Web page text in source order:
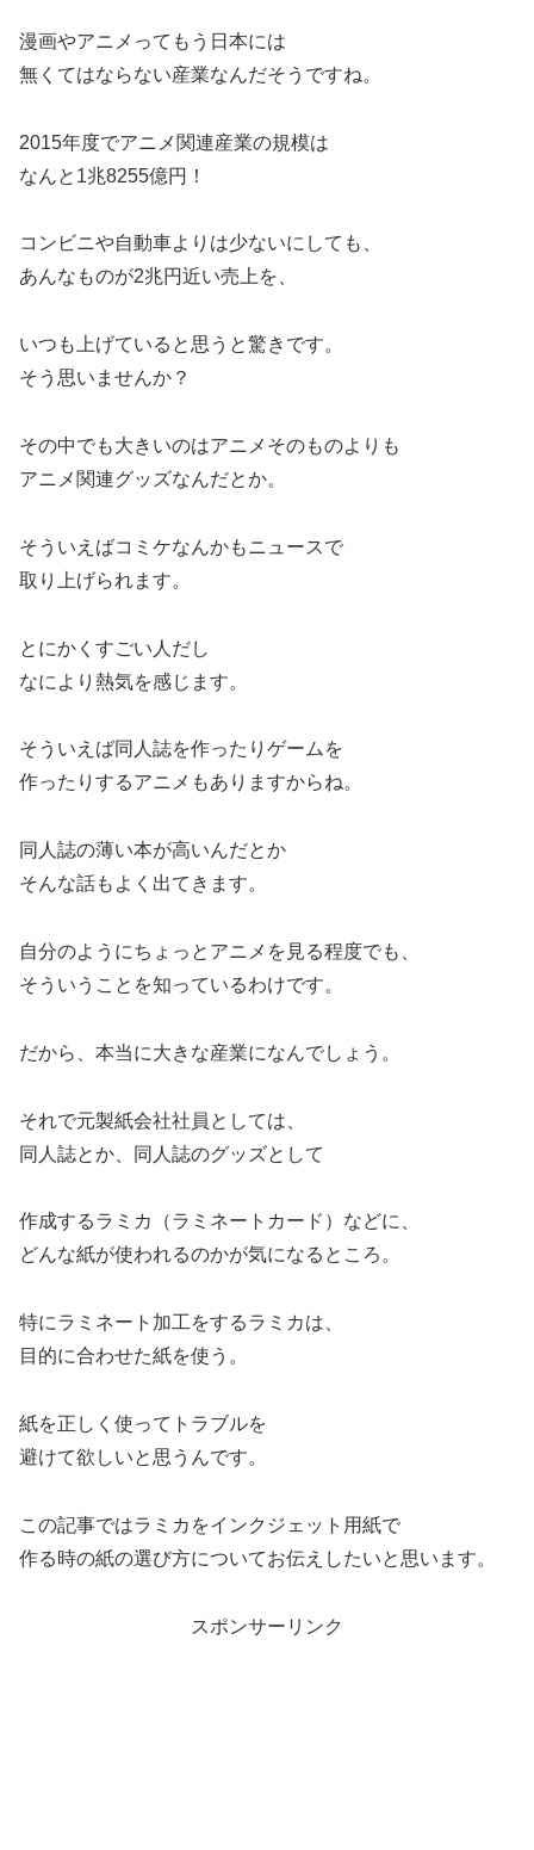
漫画やアニメってもう日本には
無くてはならない産業なんだそうですね。
2015年度でアニメ関連産業の規模は
なんと1兆8255億円！
コンビニや自動車よりは少ないにしても、
あんなものが2兆円近い売上を、
いつも上げていると思うと驚きです。
そう思いませんか？
その中でも大きいのはアニメそのものよりも
アニメ関連グッズなんだとか。
そういえばコミケなんかもニュースで
取り上げられます。
とにかくすごい人だし
なにより熱気を感じます。
そういえば同人誌を作ったりゲームを
作ったりするアニメもありますからね。
同人誌の薄い本が高いんだとか
そんな話もよく出てきます。
自分のようにちょっとアニメを見る程度でも、
そういうことを知っているわけです。
だから、本当に大きな産業になんでしょう。
それで元製紙会社社員としては、
同人誌とか、同人誌のグッズとして
作成するラミカ（ラミネートカード）などに、
どんな紙が使われるのかが気になるところ。
特にラミネート加工をするラミカは、
目的に合わせた紙を使う。
紙を正しく使ってトラブルを
避けて欲しいと思うんです。
この記事ではラミカをインクジェット用紙で
作る時の紙の選び方についてお伝えしたいと思います。
スポンサーリンク